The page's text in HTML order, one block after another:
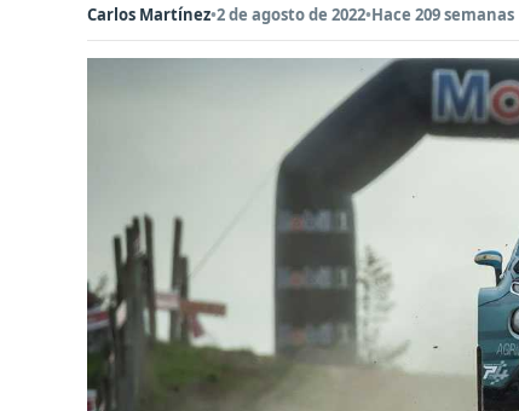
Carlos Martínez•2 de agosto de 2022•Hace 209 semanas